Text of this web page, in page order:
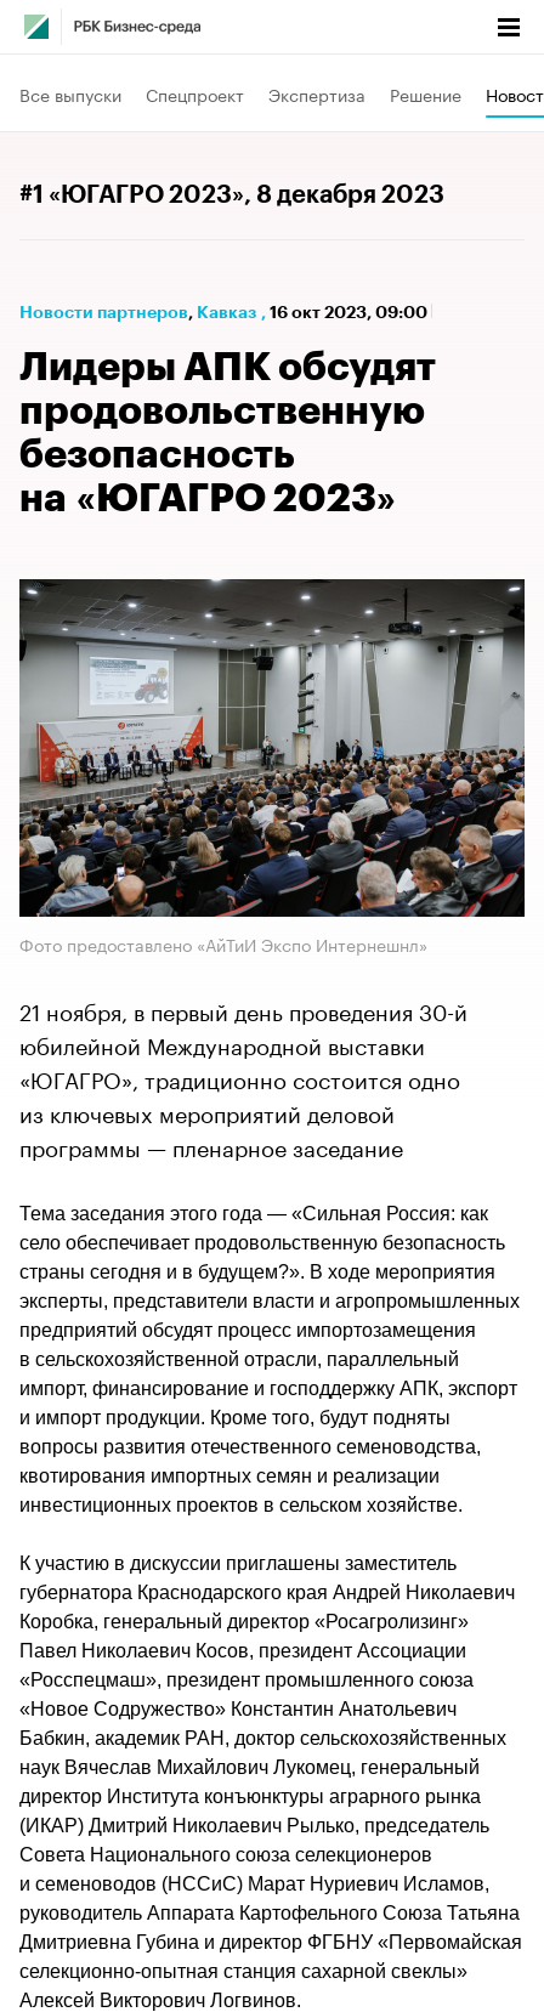
Все выпуски Спецпроект Экспертиза Решение
#1 «ЮГАГРО 2023», 8 декабря 2023
Новости партнеров⁠, Кавказ , 16 окт 2023, 09:00
Лидеры АПК обсудят
продовольственную
безопасность
на «ЮГАГРО 2023»
Фото предоставлено «АйТиИ Экспо Интернешнл»
21 ноября, в первый день проведения 30-й
юбилейной Международной выставки
«ЮГАГРО», традиционно состоится одно
из ключевых мероприятий деловой
программы — пленарное заседание
Тема заседания этого года — «Сильная Россия: как
село обеспечивает продовольственную безопасность
страны сегодня и в будущем?». В ходе мероприятия
эксперты, представители власти и агропромышленных
предприятий обсудят процесс импортозамещения
в сельскохозяйственной отрасли, параллельный
импорт, финансирование и господдержку АПК, экспорт
и импорт продукции. Кроме того, будут подняты
вопросы развития отечественного семеноводства,
квотирования импортных семян и реализации
инвестиционных проектов в сельском хозяйстве.
К участию в дискуссии приглашены заместитель
губернатора Краснодарского края Андрей Николаевич
Коробка, генеральный директор «Росагролизинг»
Павел Николаевич Косов, президент Ассоциации
«Росспецмаш», президент промышленного союза
«Новое Содружество» Константин Анатольевич
Бабкин, академик РАН, доктор сельскохозяйственных
наук Вячеслав Михайлович Лукомец, генеральный
директор Института конъюнктуры аграрного рынка
(ИКАР) Дмитрий Николаевич Рылько, председатель
Совета Национального союза селекционеров
и семеноводов (НССиС) Марат Нуриевич Исламов,
руководитель Аппарата Картофельного Союза Татьяна
Дмитриевна Губина и директор ФГБНУ «Первомайская
селекционно-опытная станция сахарной свеклы»
Алексей Викторович Логвинов.